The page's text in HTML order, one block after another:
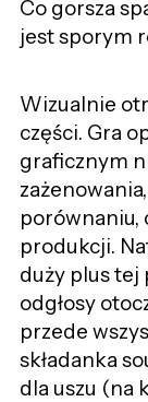
Co gorsza
jest sporym
Wizualnie
części. Gra
graficznym
porównaniu,
produkcji.
duży plus tej
odgłosy
przede
składanka
dla uszu (na